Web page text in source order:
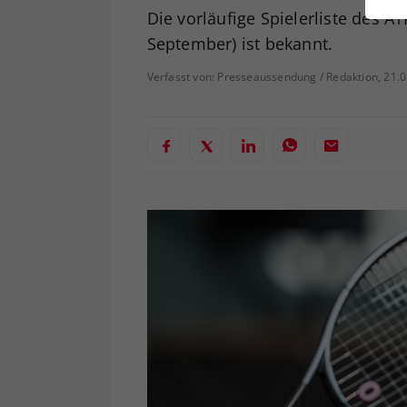
Die vorläufige Spielerliste des
September) ist bekannt.
Verfasst von: Presseaussendung / Redaktion,